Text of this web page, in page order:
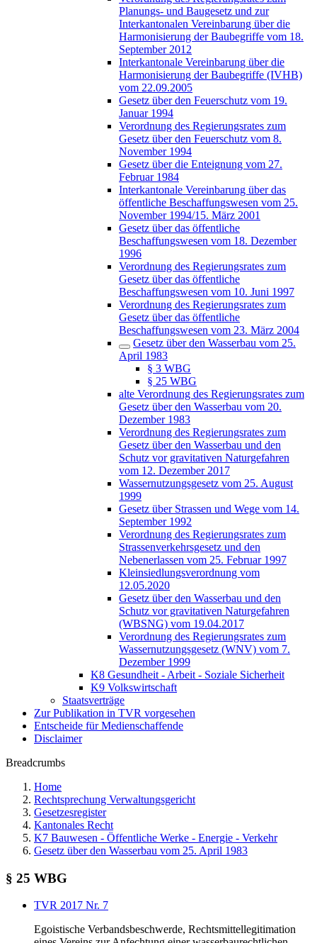
Planungs- und Baugesetz und zur
Interkantonalen Vereinbarung über die
Harmonisierung der Baubegriffe vom 18.
September 2012
Interkantonale Vereinbarung über die
Harmonisierung der Baubegriffe (IVHB)
vom 22.09.2005
Gesetz über den Feuerschutz vom 19.
Januar 1994
Verordnung des Regierungsrates zum
Gesetz über den Feuerschutz vom 8.
November 1994
Gesetz über die Enteignung vom 27.
Februar 1984
Interkantonale Vereinbarung über das
öffentliche Beschaffungswesen vom 25.
November 1994/15. März 2001
Gesetz über das öffentliche
Beschaffungswesen vom 18. Dezember
1996
Verordnung des Regierungsrates zum
Gesetz über das öffentliche
Beschaffungswesen vom 10. Juni 1997
Verordnung des Regierungsrates zum
Gesetz über das öffentliche
Beschaffungswesen vom 23. März 2004
Gesetz über den Wasserbau vom 25.
April 1983
§ 3 WBG
§ 25 WBG
alte Verordnung des Regierungsrates zum
Gesetz über den Wasserbau vom 20.
Dezember 1983
Verordnung des Regierungsrates zum
Gesetz über den Wasserbau und den
Schutz vor gravitativen Naturgefahren
vom 12. Dezember 2017
Wassernutzungsgesetz vom 25. August
1999
Gesetz über Strassen und Wege vom 14.
September 1992
Verordnung des Regierungsrates zum
Strassenverkehrsgesetz und den
Nebenerlassen vom 25. Februar 1997
Kleinsiedlungsverordnung vom
12.05.2020
Gesetz über den Wasserbau und den
Schutz vor gravitativen Naturgefahren
(WBSNG) vom 19.04.2017
Verordnung des Regierungsrates zum
Wassernutzungsgesetz (WNV) vom 7.
Dezember 1999
K8 Gesundheit - Arbeit - Soziale Sicherheit
K9 Volkswirtschaft
Staatsverträge
Zur Publikation in TVR vorgesehen
Entscheide für Medienschaffende
Disclaimer
Breadcrumbs
Home
Rechtsprechung Verwaltungsgericht
Gesetzesregister
Kantonales Recht
K7 Bauwesen - Öffentliche Werke - Energie - Verkehr
Gesetz über den Wasserbau vom 25. April 1983
§ 25 WBG
TVR 2017 Nr. 7
Egoistische Verbandsbeschwerde, Rechtsmittellegitimation